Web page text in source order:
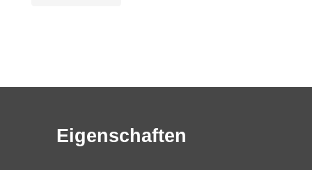
Eigenschaften